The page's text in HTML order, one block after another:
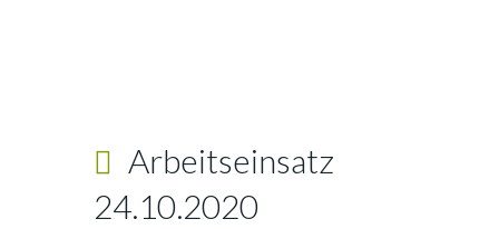
Arbeitseinsatz
24.10.2020